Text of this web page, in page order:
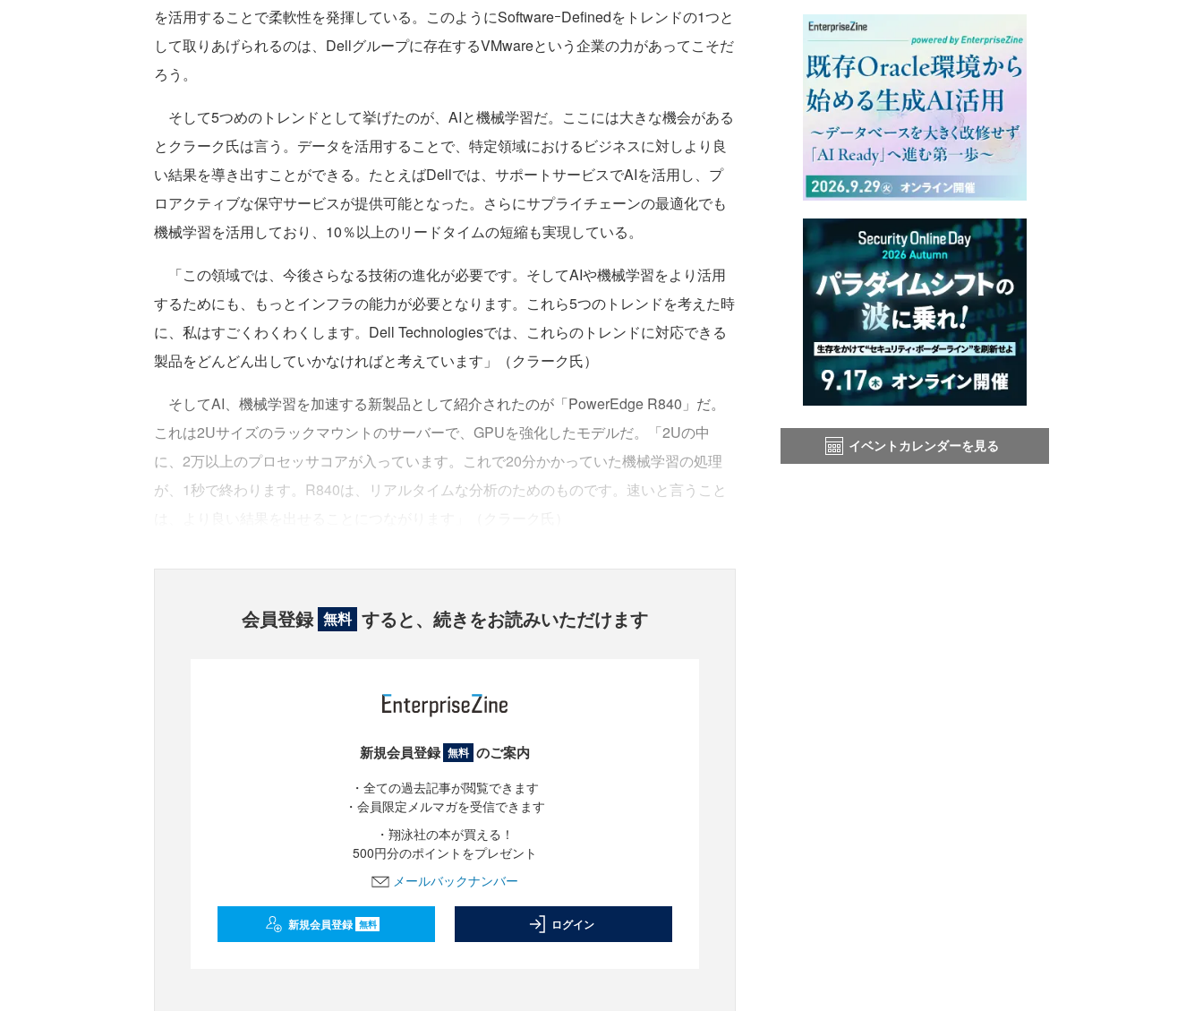
を活用することで柔軟性を発揮している。このようにSoftwareｰDefinedをトレンドの1つと
して取りあげられるのは、Dellグループに存在するVMwareという企業の力があってこそだ
ろう。
そして5つめのトレンドとして挙げたのが、AIと機械学習だ。ここには大きな機会がある
とクラーク氏は言う。データを活用することで、特定領域におけるビジネスに対しより良
い結果を導き出すことができる。たとえばDellでは、サポートサービスでAIを活用し、プ
ロアクティブな保守サービスが提供可能となった。さらにサプライチェーンの最適化でも
機械学習を活用しており、10％以上のリードタイムの短縮も実現している。
「この領域では、今後さらなる技術の進化が必要です。そしてAIや機械学習をより活用
するためにも、もっとインフラの能力が必要となります。これら5つのトレンドを考えた時
に、私はすごくわくわくします。Dell Technologiesでは、これらのトレンドに対応できる
製品をどんどん出していかなければと考えています」（クラーク氏）
そしてAI、機械学習を加速する新製品として紹介されたのが「PowerEdge R840」だ。
これは2Uサイズのラックマウントのサーバーで、GPUを強化したモデルだ。「2Uの中
に、2万以上のプロセッサコアが入っています。これで20分かかっていた機械学習の処理
が、1秒で終わります。R840は、リアルタイムな分析のためのものです。速いと言うこと
会員登録 無料 すると、続きをお読みいただけます
新規会員登録 無料 のご案内
・全ての過去記事が閲覧できます
・会員限定メルマガを受信できます
・翔泳社の本が買える！
500円分のポイントをプレゼント
メールバックナンバー
新規会員登録 無料 ログイン
イベントカレンダーを見る